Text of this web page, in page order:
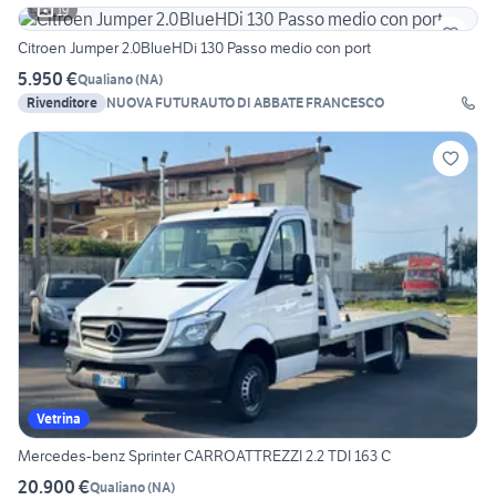
19
Citroen Jumper 2.0BlueHDi 130 Passo medio con port
5.950 €Qualiano(NA)
Rivenditore NUOVA FUTURAUTO DI ABBATE FRANCESCO
Vetrina
Mercedes-benz Sprinter CARROATTREZZI 2.2 TDI 163 C
20.900 €Qualiano(NA)